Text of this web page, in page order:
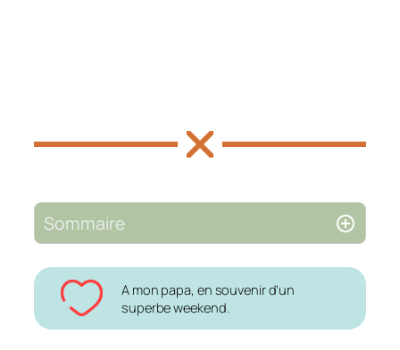
Sommaire
A mon papa, en souvenir d’un
superbe weekend.